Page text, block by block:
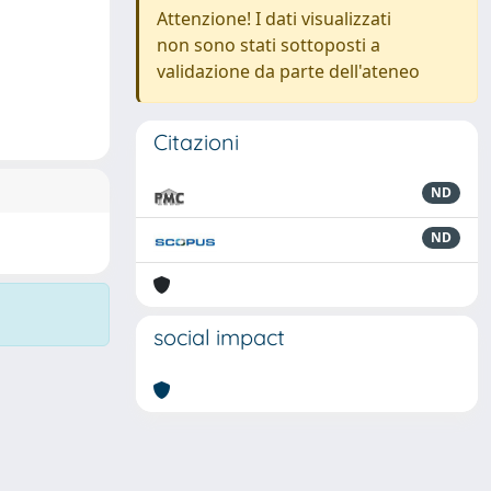
Attenzione! I dati visualizzati
non sono stati sottoposti a
validazione da parte dell'ateneo
Citazioni
ND
ND
social impact